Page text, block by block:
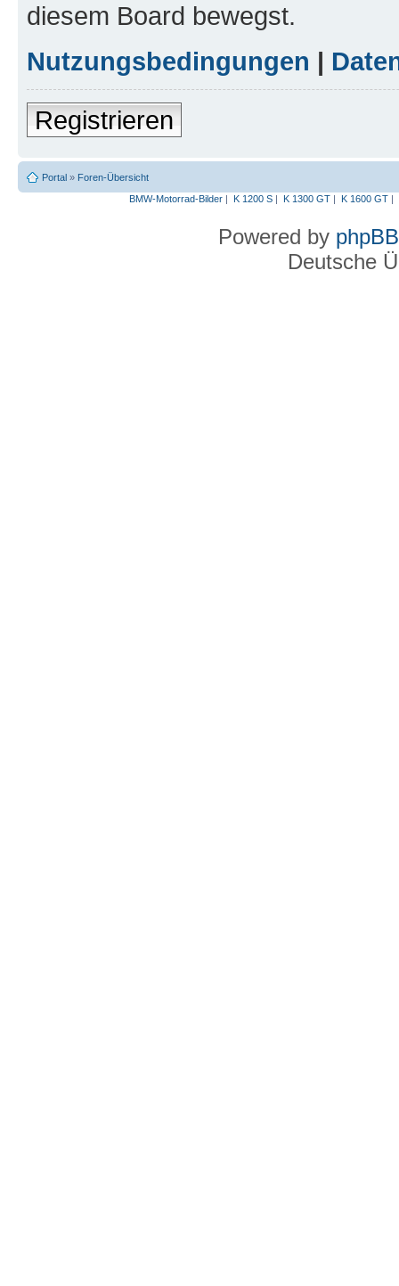
diesem Board bewegst.
Nutzungsbedingungen |
Registrieren
Portal » Foren-Übersicht
BMW-Motorrad-Bilder| K 1200 S| K 1300 GT| K 1600 GT|
Powered by phpBB
Deutsche